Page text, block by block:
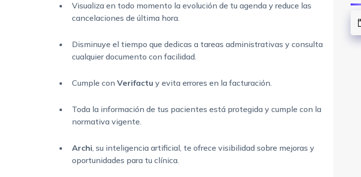
Visualiza en todo momento la evolución de tu agenda y reduce las
cancelaciones de última hora.
Disminuye el tiempo que dedicas a tareas administrativas y consulta
cualquier documento con facilidad.
Cumple con Verifactu y evita errores en la facturación.
Toda la información de tus pacientes está protegida y cumple con la
normativa vigente.
Archi, su inteligencia artificial, te ofrece visibilidad sobre mejoras y
oportunidades para tu clínica.